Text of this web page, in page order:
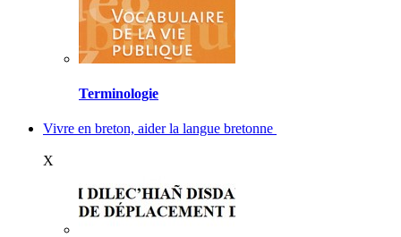
Terminologie
Vivre en breton, aider la langue bretonne
X